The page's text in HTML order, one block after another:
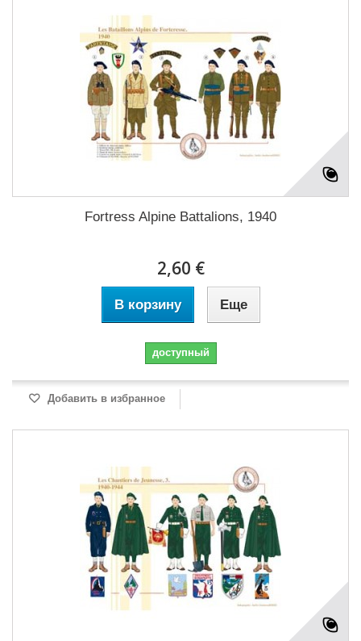
Fortress Alpine Battalions, 1940
2,60 €
В корзину Еще
доступный
Добавить в избранное